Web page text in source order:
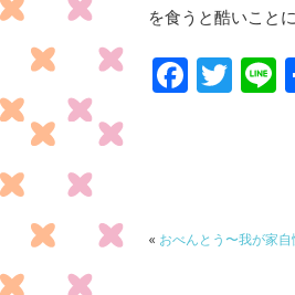
を食うと酷いこと
F
o
T
« おべんとう〜我が家